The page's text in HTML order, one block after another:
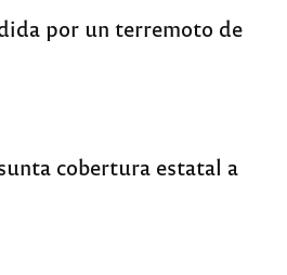
por un terremoto de
cobertura estatal a